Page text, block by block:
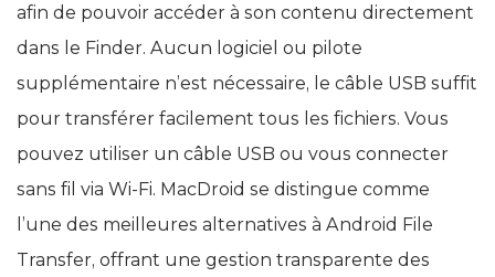
afin de pouvoir accéder à son contenu directement
dans le Finder. Aucun logiciel ou pilote
supplémentaire n’est nécessaire, le câble USB suffit
pour transférer facilement tous les fichiers. Vous
pouvez utiliser un câble USB ou vous connecter
sans fil via Wi-Fi. MacDroid se distingue comme
l’une des meilleures alternatives à Android File
Transfer, offrant une gestion transparente des